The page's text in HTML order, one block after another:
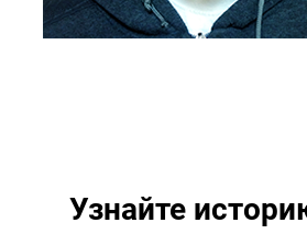
Узнайте